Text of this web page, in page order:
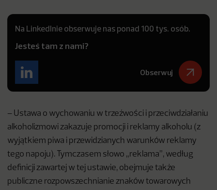
Na LinkedInie obserwuje nas ponad 100 tys. osób.
Jesteś tam z nami?
Obserwuj
– Ustawa o wychowaniu w trzeźwości i przeciwdziałaniu
alkoholizmowi zakazuje promocji i reklamy alkoholu (z
wyjątkiem piwa i przewidzianych warunków reklamy
tego napoju). Tymczasem słowo „reklama”, według
definicji zawartej w tej ustawie, obejmuje także
publiczne rozpowszechnianie znaków towarowych